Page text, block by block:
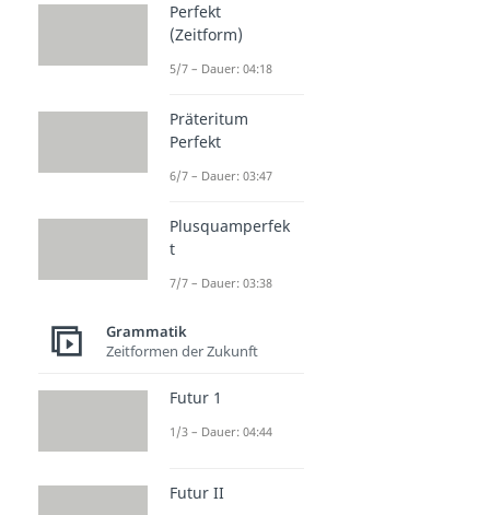
Perfekt
(Zeitform)
5/7 – Dauer: 04:18
Präteritum
Perfekt
6/7 – Dauer: 03:47
Plusquamperfek
t
7/7 – Dauer: 03:38
Grammatik
Zeitformen der Zukunft
Futur 1
1/3 – Dauer: 04:44
Futur II